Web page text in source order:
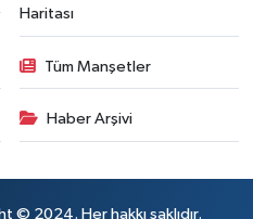
Haritası
Tüm Manşetler
Haber Arşivi
© 2024. Her hakkı saklıdır.